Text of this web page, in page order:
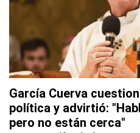
García Cuerva
política y advirtió:
pero no están cerca"